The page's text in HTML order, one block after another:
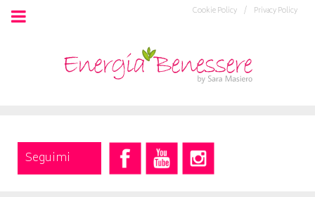
Privacy Policy
Cookie Policy /
Seguimi